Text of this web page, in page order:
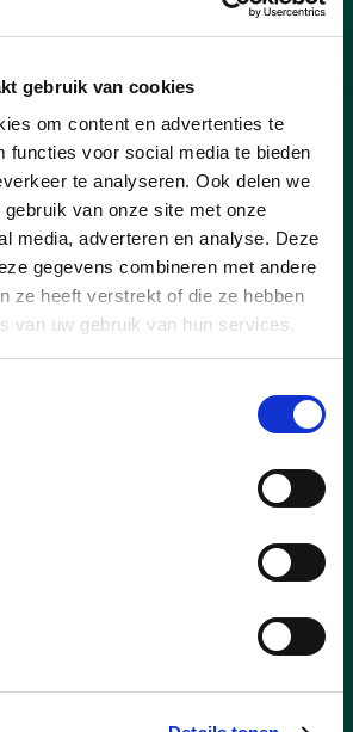
gebruik van cookies
om content en advertenties te
functies voor social media te bieden
te analyseren. Ook delen we
van onze site met onze
media, adverteren en analyse. Deze
gegevens combineren met andere
ze heeft verstrekt of die ze hebben
van uw gebruik van hun services.